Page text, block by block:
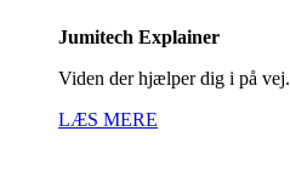
Jumitech Explainer
Viden der hjælper dig i på vej.
LÆS MERE